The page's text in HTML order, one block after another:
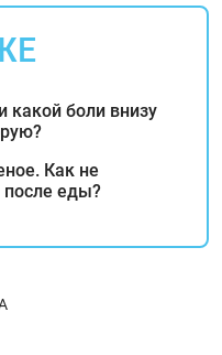
какой боли внизу
Как не
после еды?